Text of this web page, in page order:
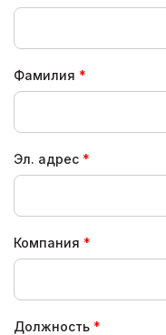
Фамилия
Эл. адрес
Компания
Должность